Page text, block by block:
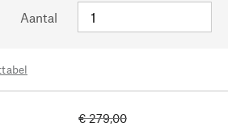
Aantal
€ 279,00